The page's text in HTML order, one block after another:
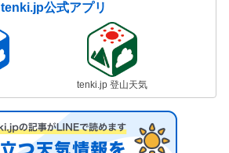
tenki.jp公式アプリ
tenki.jp 登山天気